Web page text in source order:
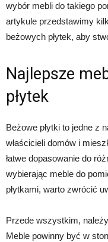
wybór mebli do takiego
artykule przedstawimy
beżowych płytek, aby
Najlepsze
płytek
Beżowe płytki to jedne z
właścicieli domów i
łatwe dopasowanie do
wybierając meble do
płytkami, warto zwrócić
Przede wszystkim,
Meble powinny być w